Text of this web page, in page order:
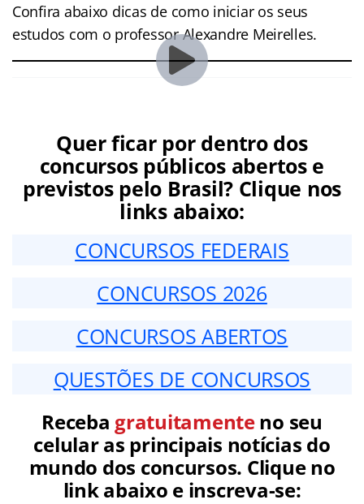
Confira abaixo dicas de como iniciar os seus
estudos com o professor Alexandre Meirelles.
Quer ficar por dentro dos
concursos públicos abertos e
previstos pelo Brasil? Clique nos
links abaixo:
CONCURSOS FEDERAIS
CONCURSOS 2026
CONCURSOS ABERTOS
QUESTÕES DE CONCURSOS
Receba gratuitamenteno seu
celular as principais notícias do
mundo dos concursos. Clique no
link abaixo e inscreva-se: